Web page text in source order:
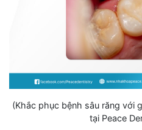
(Khắc phục bệnh sâu răng với
tại Peace